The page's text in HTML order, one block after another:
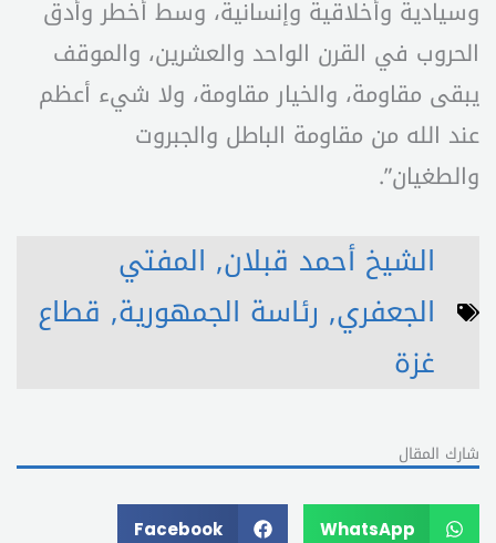
وسيادية وأخلاقية وإنسانية، وسط أخطر وأدق
الحروب في القرن الواحد والعشرين، والموقف
يبقى مقاومة، والخيار مقاومة، ولا شيء أعظم
عند الله من مقاومة الباطل والجبروت
والطغيان”.
الشيخ أحمد قبلان, المفتي
الجعفري, رئاسة الجمهورية, قطاع
غزة
شارك المقال
WhatsApp
Facebook